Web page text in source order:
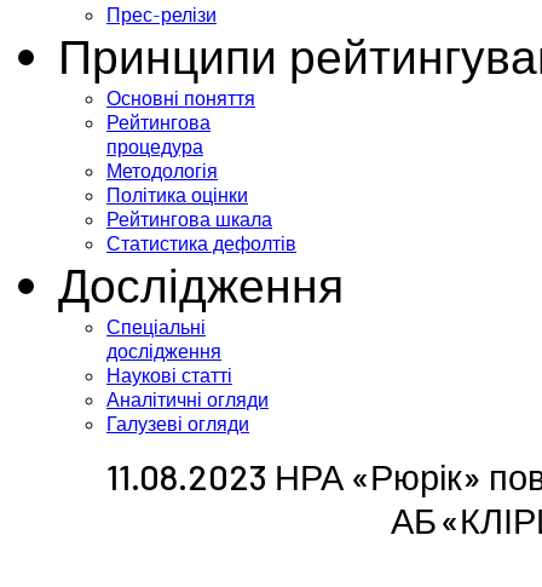
Прес-релізи
Принципи
Основні поняття
Рейтингова
процедура
Методологія
Політика оцінки
Рейтингова шкала
Статистика дефолтів
Дослідження
Спеціальні
дослідження
Наукові статті
Аналітичні огляди
Галузеві огляди
11.08.2023 НРА «Рюрік»
АБ